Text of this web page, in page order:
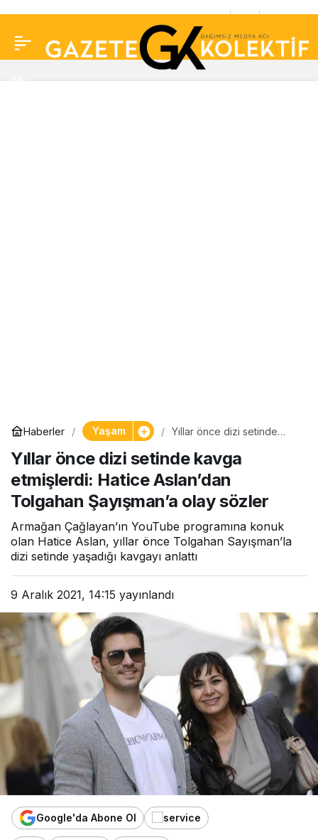
Haberler Yaşam
Yıllar önce dizi setinde
Aslan’dan Tolgahan
Şayışman’a olay sözler
Yıllar önce dizi setinde kavga
etmişlerdi: Hatice Aslan’dan
Tolgahan Şayışman’a olay sözler
Armağan Çağlayan’ın YouTube programına konuk
olan Hatice Aslan, yıllar önce Tolgahan Sayışman’la
dizi setinde yaşadığı kavgayı anlattı
9 Aralık 2021, 14:15 yayınlandı
Google'da Abone Ol
Ural’ın açıklamalarına